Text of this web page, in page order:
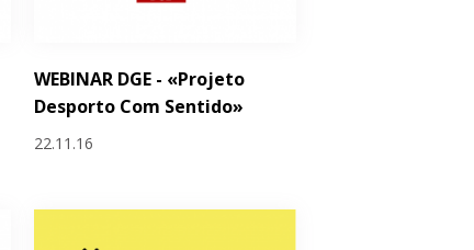
WEBINAR DGE - «Projeto
Desporto Com Sentido»
22.11.16